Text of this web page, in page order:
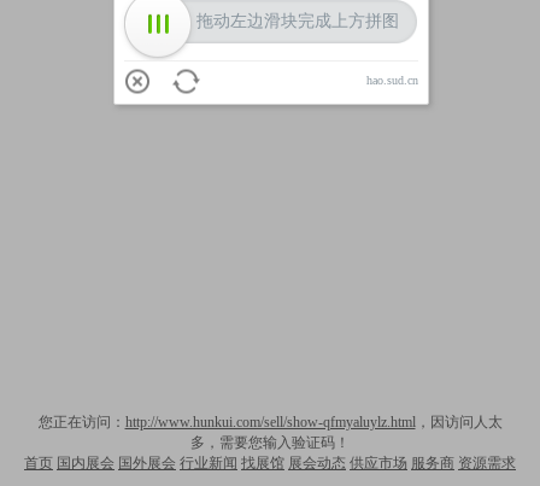
您正在访问： http://www.hunkui.com/sell/show-qfmyaluylz.html，因访问人太
多，需要您输入验证码！
首页 国内展会 国外展会 行业新闻 找展馆 展会动态 供应市场 服务商 资源需求
拖动左边滑块完成上方拼图
hao.sud.cn